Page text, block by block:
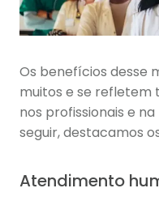
Os benefícios desse
muitos e se refletem
nos profissionais e
seguir, destacamos
Atendimento